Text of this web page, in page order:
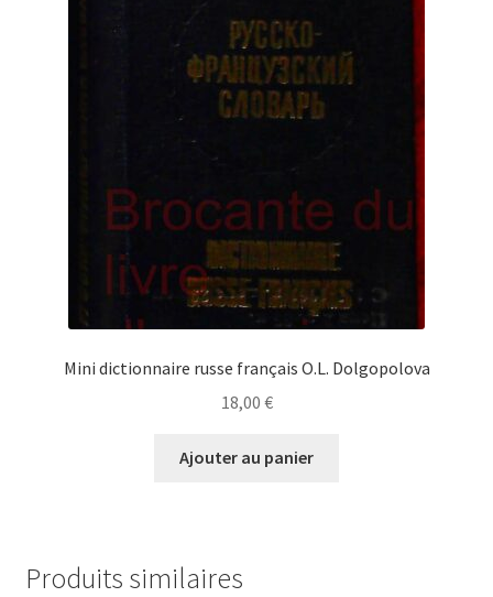
Mini dictionnaire russe français O.L. Dolgopolova
18,00 €
Ajouter au panier
Produits similaires